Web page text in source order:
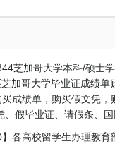
芝加哥大学本科/硕士
加哥大学毕业证成绩单
成绩单，购买假文凭，
假毕业证、请假条、国
各高校留学生办理教育